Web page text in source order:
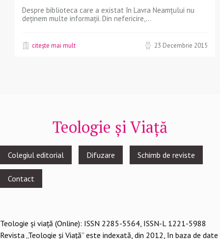
Despre biblioteca care a existat în Lavra Neamțului nu
deținem multe informații. Din nefericire,...
citește mai mult 23 Decembrie 2015
Teologie și Viață
Footer
menu
Colegiul editorial Difuzare Schimb de reviste
Contact
Teologie şi viaţă (Online): ISSN 2285-5564, ISSN-L 1221-5988
Revista „Teologie și Viață” este indexată, din 2012, în baza de date